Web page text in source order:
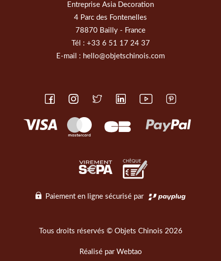
Entreprise Asia Decoration
4 Parc des Fontenelles
78870 Bailly - France
Tél : +33 6 51 17 24 37
E-mail : hello@objetschinois.com
Paiement en ligne sécurisé par
Tous droits réservés © Objets Chinois 2026
Réalisé par Webtao